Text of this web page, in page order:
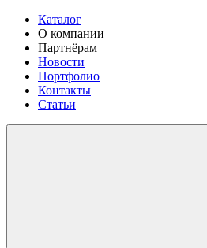
Каталог
О компании
Партнёрам
Новости
Портфолио
Контакты
Статьи